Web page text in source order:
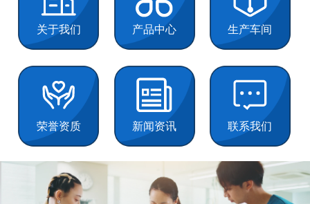
关于我们 产品中心 生产车间
荣誉资质 新闻资讯 联系我们